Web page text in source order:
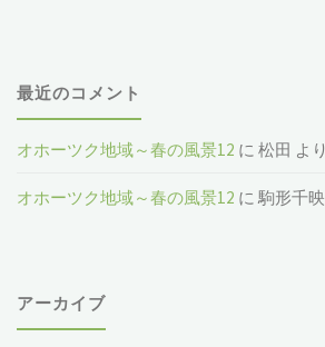
最近のコメント
オホーツク地域～春の風景12 に松田 より
オホーツク地域～春の風景12 に駒形千映
アーカイブ